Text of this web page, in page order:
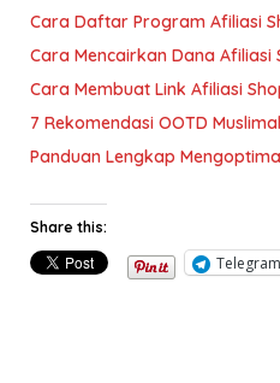
Cara Daftar Program Afiliasi
Cara Mencairkan Dana Afiliasi
Cara Membuat Link Afiliasi
7 Rekomendasi OOTD
Panduan Lengkap
Share this:
Telegram